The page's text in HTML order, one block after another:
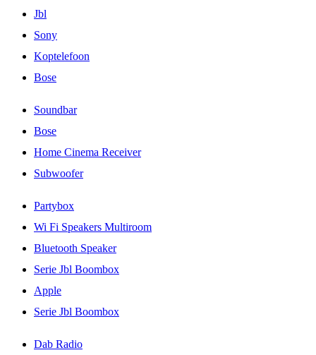
Jbl
Sony
Koptelefoon
Bose
Soundbar
Bose
Home Cinema Receiver
Subwoofer
Partybox
Wi Fi Speakers Multiroom
Bluetooth Speaker
Serie Jbl Boombox
Apple
Serie Jbl Boombox
Dab Radio